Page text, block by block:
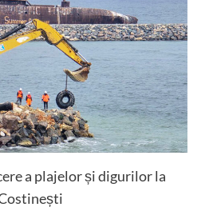
a plajelor și digurilor la